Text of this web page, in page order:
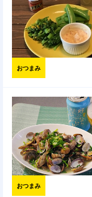
おつまみ
おつまみ